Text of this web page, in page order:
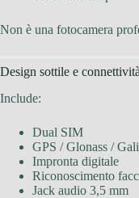
Non è una fotocamera
Design sottile e
Include:
Dual SIM
GPS / Glonass /
Impronta digitale
Riconoscimento
Jack audio 3,5 mm